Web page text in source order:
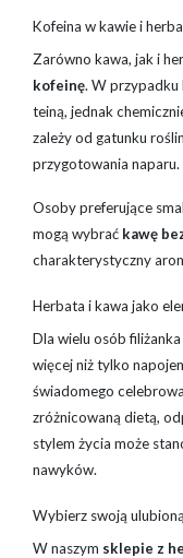
Kofeina w kawie i
Zarówno kawa, jak i
kofeinę. W przypadku
teiną, jednak
zależy od gatunku
przygotowania naparu.
Osoby preferujące
mogą wybrać kawę
charakterystyczny
Herbata i kawa jako
Dla wielu osób
więcej niż tylko
świadomego
zróżnicowaną dietą,
stylem życia może
nawyków.
Wybierz swoją
W naszym sklepie z